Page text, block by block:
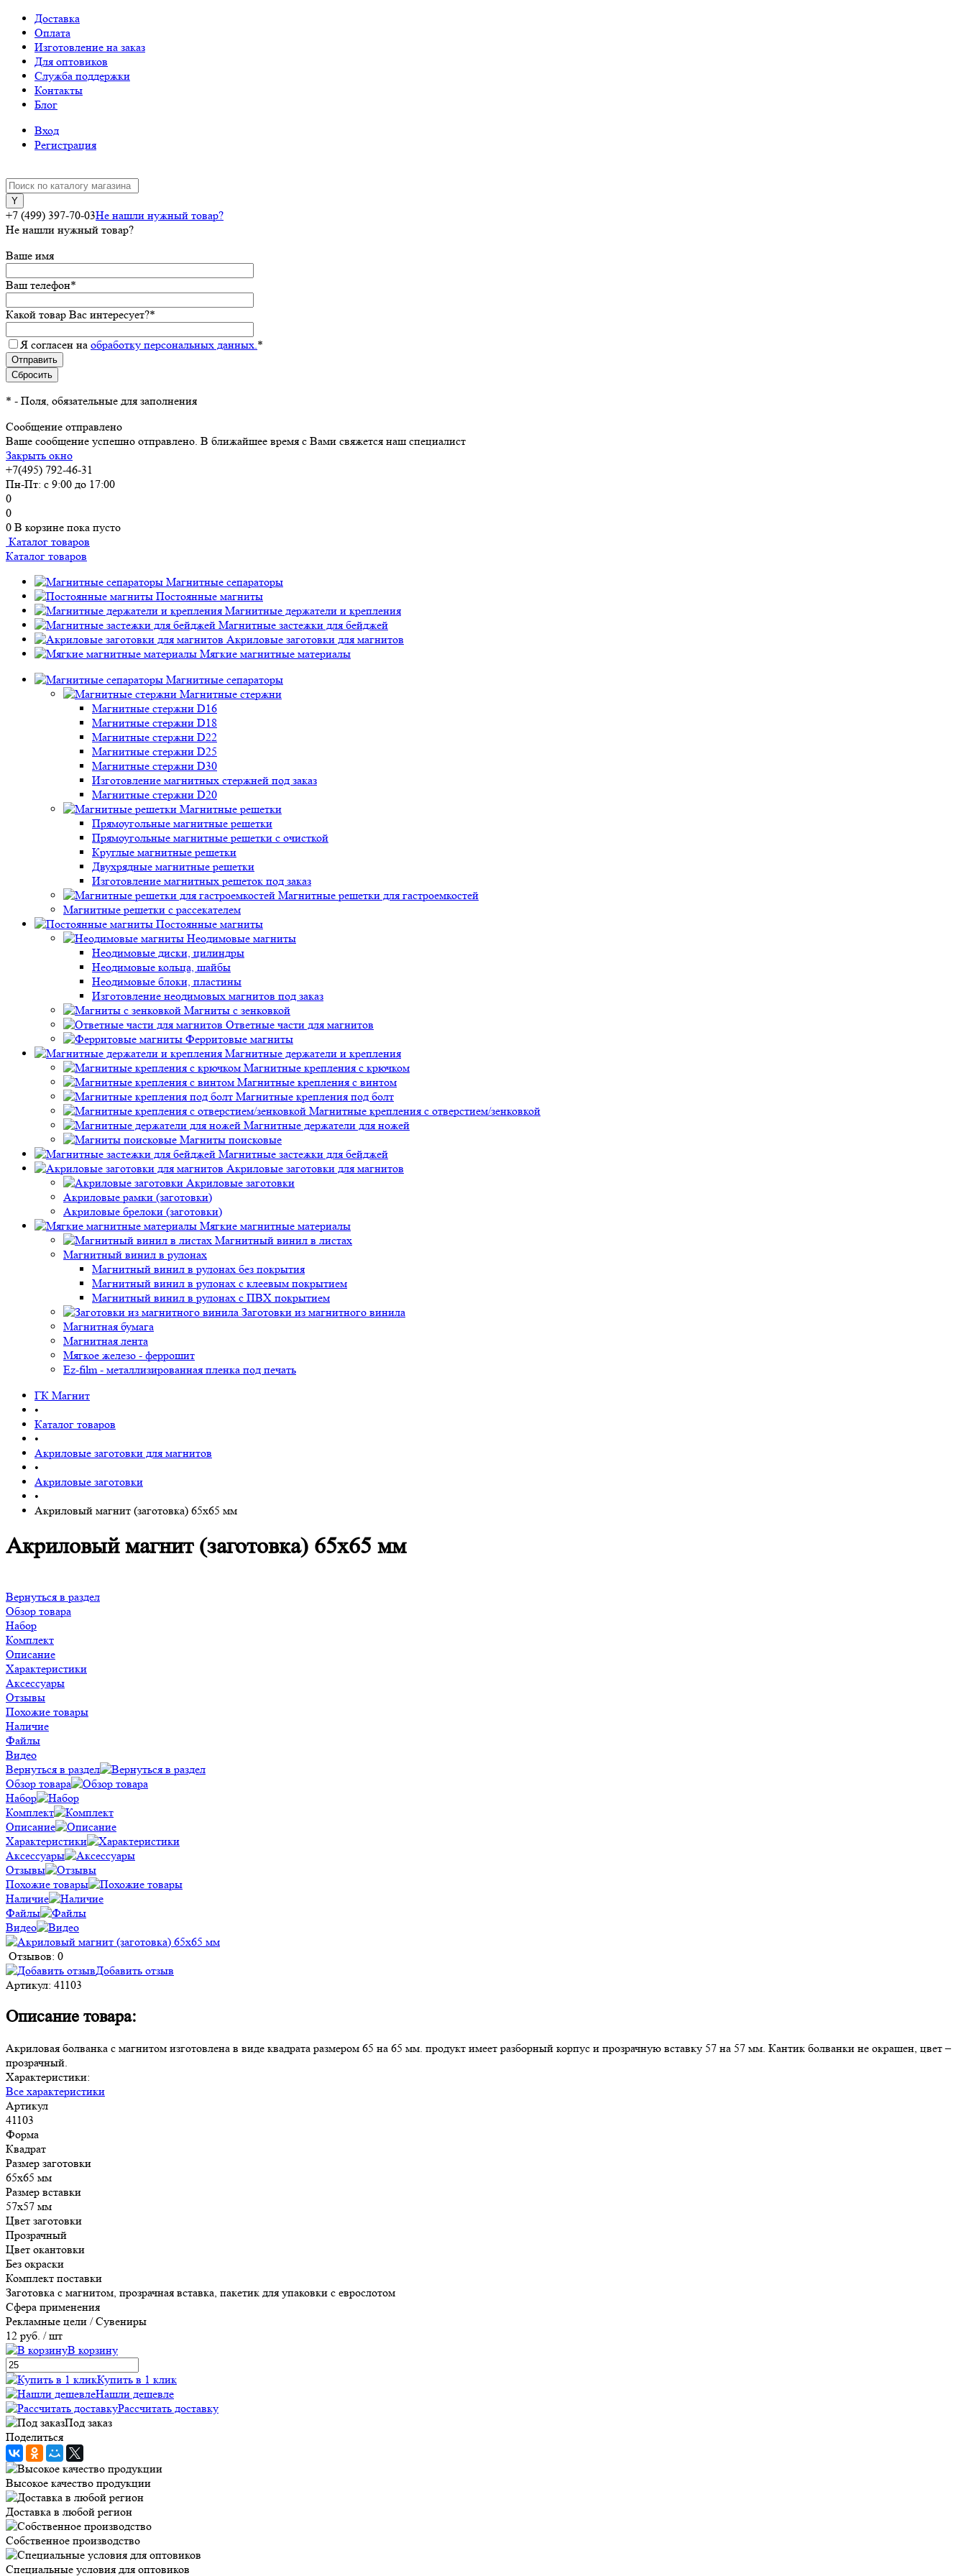
Доставка
Оплата
Изготовление на заказ
Для оптовиков
Служба поддержки
Контакты
Блог
Вход
Регистрация
+7 (499) 397-70-03Не нашли нужный товар?
Не нашли нужный товар?
Ваше имя
Ваш телефон*
Какой товар Вас интересует?*
Я согласен на обработку персональных данных.*
* - Поля, обязательные для заполнения
Сообщение отправлено
Ваше сообщение успешно отправлено. В ближайшее время с Вами свяжется наш специалист
Закрыть окно
+7(495) 792-46-31
Пн-Пт: с 9:00 до 17:00
0
0
0 В корзине пока пусто
Каталог товаров
Каталог товаров
Магнитные сепараторы
Постоянные магниты
Магнитные держатели и крепления
Магнитные застежки для бейджей
Акриловые заготовки для магнитов
Мягкие магнитные материалы
Магнитные сепараторы
Магнитные стержни
Магнитные стержни D16
Магнитные стержни D18
Магнитные стержни D22
Магнитные стержни D25
Магнитные стержни D30
Изготовление магнитных стержней под заказ
Магнитные стержни D20
Магнитные решетки
Прямоугольные магнитные решетки
Прямоугольные магнитные решетки с очисткой
Круглые магнитные решетки
Двухрядные магнитные решетки
Изготовление магнитных решеток под заказ
Магнитные решетки для гастроемкостей
Магнитные решетки с рассекателем
Постоянные магниты
Неодимовые магниты
Неодимовые диски, цилиндры
Неодимовые кольца, шайбы
Неодимовые блоки, пластины
Изготовление неодимовых магнитов под заказ
Магниты с зенковкой
Ответные части для магнитов
Ферритовые магниты
Магнитные держатели и крепления
Магнитные крепления с крючком
Магнитные крепления с винтом
Магнитные крепления под болт
Магнитные крепления с отверстием/зенковкой
Магнитные держатели для ножей
Магниты поисковые
Магнитные застежки для бейджей
Акриловые заготовки для магнитов
Акриловые заготовки
Акриловые рамки (заготовки)
Акриловые брелоки (заготовки)
Мягкие магнитные материалы
Магнитный винил в листах
Магнитный винил в рулонах
Магнитный винил в рулонах без покрытия
Магнитный винил в рулонах с клеевым покрытием
Магнитный винил в рулонах с ПВХ покрытием
Заготовки из магнитного винила
Магнитная бумага
Магнитная лента
Мягкое железо - феррошит
Ez-film - металлизированная пленка под печать
ГК Магнит
•
Каталог товаров
•
Акриловые заготовки для магнитов
•
Акриловые заготовки
•
Акриловый магнит (заготовка) 65х65 мм
Акриловый магнит (заготовка) 65х65 мм
Вернуться в раздел
Обзор товара
Набор
Комплект
Описание
Характеристики
Аксессуары
Отзывы
Похожие товары
Наличие
Файлы
Видео
Вернуться в раздел
Обзор товара
Набор
Комплект
Описание
Характеристики
Аксессуары
Отзывы
Похожие товары
Наличие
Файлы
Видео
Отзывов: 0
Добавить отзыв
Артикул: 41103
Описание товара:
Акриловая болванка с магнитом изготовлена в виде квадрата размером 65 на 65 мм. продукт имеет разборный корпус и прозрачную вставку 57 на 57 мм. Кантик болванки не окрашен, цвет –
прозрачный.
Характеристики:
Все характеристики
Артикул
41103
Форма
Квадрат
Размер заготовки
65х65 мм
Размер вставки
57х57 мм
Цвет заготовки
Прозрачный
Цвет окантовки
Без окраски
Комплект поставки
Заготовка с магнитом, прозрачная вставка, пакетик для упаковки с еврослотом
Сфера применения
Рекламные цели / Сувениры
12 руб. / шт
В корзину
Купить в 1 клик
Нашли дешевле
Рассчитать доставку
Под заказ
Поделиться
Высокое качество продукции
Доставка в любой регион
Собственное производство
Специальные условия для оптовиков